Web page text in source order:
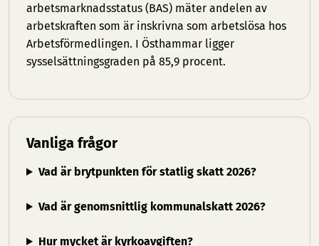
arbetsmarknadsstatus (BAS) mäter andelen av
arbetskraften som är inskrivna som arbetslösa hos
Arbetsförmedlingen. I Östhammar ligger
sysselsättningsgraden på 85,9 procent.
Vanliga frågor
Vad är brytpunkten för statlig skatt 2026?
Vad är genomsnittlig kommunalskatt 2026?
Hur mycket är kyrkoavgiften?